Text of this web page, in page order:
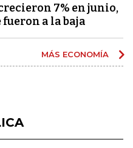
7% en junio,
fueron a la baja
MÁS ECONOMÍA